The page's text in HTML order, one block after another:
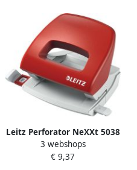
Leitz Perforator NeXXt 5038
2 gaats 16vel rood
3 webshops
€ 9,37